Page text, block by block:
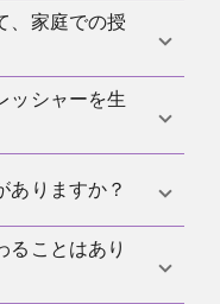
ことがありま
。 カップ法やIUIの
いやすいです。
、家庭での授
ことが多いで
ップ法は実用的で
ッシャーを生
悪感や関係への不
うがよいことが
ありますか？
任、期待を最初に
ることはあり